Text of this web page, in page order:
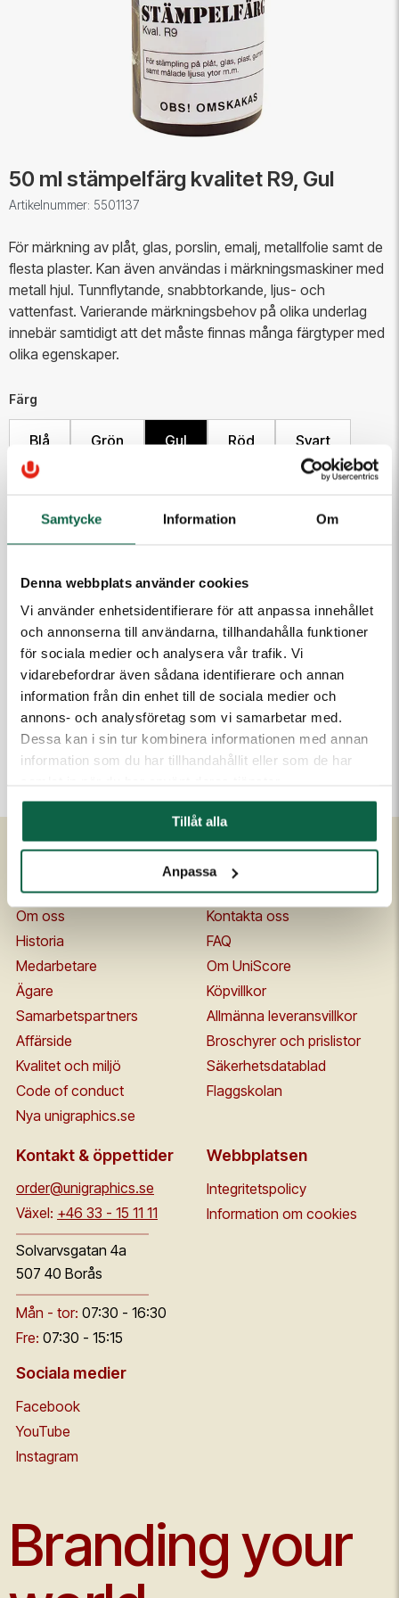
Samtycke Information Om
Denna webbplats använder cookies
Vi använder enhetsidentifierare för att anpassa innehållet
och annonserna till användarna, tillhandahålla funktioner
för sociala medier och analysera vår trafik. Vi
vidarebefordrar även sådana identifierare och annan
information från din enhet till de sociala medier och
annons- och analysföretag som vi samarbetar med.
Dessa kan i sin tur kombinera informationen med annan
information som du har tillhandahållit eller som de har
Tillåt alla
Anpassa
50 ml stämpelfärg kvalitet R9, Gul
Artikelnummer: 5501137
För märkning av plåt, glas, porslin, emalj, metallfolie samt de
flesta plaster. Kan även användas i märkningsmaskiner med
metall hjul. Tunnflytande, snabbtorkande, ljus- och
vattenfast. Varierande märkningsbehov på olika underlag
innebär samtidigt att det måste finnas många färgtyper med
olika egenskaper.
Färg
Blå Grön Gul Röd Svart
Vit
230,00 kr
Antal
Lägg i varukorgen
PRODUKTEGENSKAPER
Gul
Om oss
Historia
Medarbetare
Ägare
Samarbetspartners
Affärside
Kvalitet och miljö
Code of conduct
Nya unigraphics.se
Kundservice
Kontakta oss
FAQ
Om UniScore
Köpvillkor
Allmänna leveransvillkor
Broschyrer och prislistor
Säkerhetsdatablad
Flaggskolan
Kontakt & öppettider
order@unigraphics.se
Växel: +46 33 - 15 11 11
Solvarvsgatan 4a
507 40 Borås
Mån - tor: 07:30 - 16:30
Fre: 07:30 - 15:15
Webbplatsen
Integritetspolicy
Information om cookies
Sociala medier
Facebook
YouTube
Instagram
Branding your